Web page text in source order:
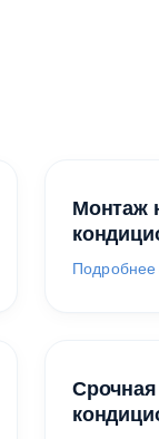
Монтаж
Подробнее
Срочная